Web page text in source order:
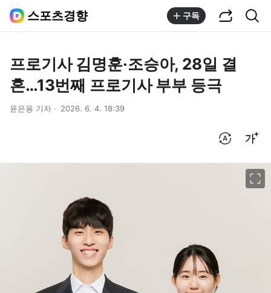
스포츠경향 구독
프로기사 김명훈·조승아, 28일 결
혼…13번째 프로기사 부부 등극
윤은용 기자 2026. 6. 4. 18:39